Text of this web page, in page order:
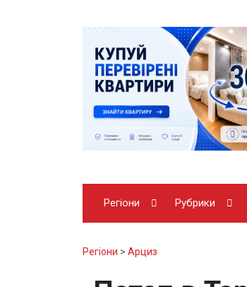
Регіони Рубрики
Регіони > Арциз